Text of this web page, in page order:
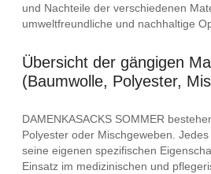
und Nachteile der verschiedenen
umweltfreundliche und nachhaltige
Übersicht der gängigen
(Baumwolle, Polyester,
DAMENKASACKS SOMMER
Polyester oder Mischgeweben.
seine eigenen spezifischen
Einsatz im medizinischen und